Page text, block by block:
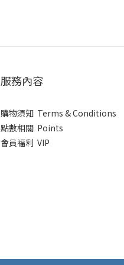
服務內容
購物須知 Terms & Conditions
點數相關 Points
會員福利 VIP